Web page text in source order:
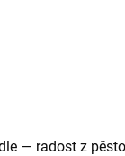
— radost z